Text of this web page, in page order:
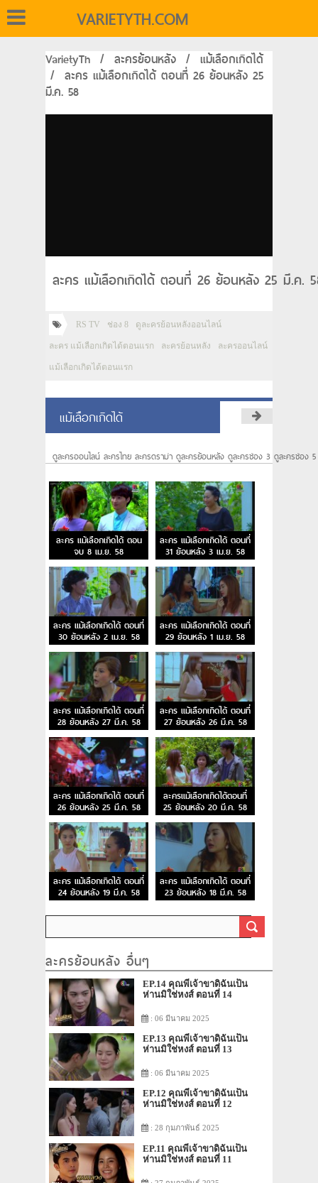
VARIETYTH.COM
VarietyTh / ละครย้อนหลัง / แม้เลือกเกิดได้
/ ละคร แม้เลือกเกิดได้ ตอนที่ 26 ย้อนหลัง 25
มี.ค. 58
ละคร แม้เลือกเกิดได้ ตอนที่ 26 ย้อนหลัง 25 มี.ค.
RS TV ช่อง 8 ดูละครย้อนหลังออนไลน์
ละคร แม้เลือกเกิดได้ตอนแรก ละครย้อนหลัง ละครออนไลน์
แม้เลือกเกิดได้ตอนแรก
แม้เลือกเกิดได้
ดูละครออนไลน์ ละครไทย ละครดราม่า ดูละครย้อนหลัง ดูละครช่อง 3 ดูละครช่อง
ละคร แม้เลือกเกิดได้ ตอน
จบ 8 เม.ย. 58
ละคร แม้เลือกเกิดได้ ตอนที่
31 ย้อนหลัง 3 เม.ย. 58
ละคร แม้เลือกเกิดได้ ตอนที่
30 ย้อนหลัง 2 เม.ย. 58
ละคร แม้เลือกเกิดได้ ตอนที่
29 ย้อนหลัง 1 เม.ย. 58
ละคร แม้เลือกเกิดได้ ตอนที่
28 ย้อนหลัง 27 มี.ค. 58
ละคร แม้เลือกเกิดได้ ตอนที่
27 ย้อนหลัง 26 มี.ค. 58
ละคร แม้เลือกเกิดได้ ตอนที่
26 ย้อนหลัง 25 มี.ค. 58
ละครแม้เลือกเกิดได้ตอนที่
25 ย้อนหลัง 20 มี.ค. 58
ละคร แม้เลือกเกิดได้ ตอนที่
24 ย้อนหลัง 19 มี.ค. 58
ละคร แม้เลือกเกิดได้ ตอนที่
23 ย้อนหลัง 18 มี.ค. 58
ละครย้อนหลัง อื่นๆ
EP.14 คุณพี่เจ้าขาดิฉันเป็น
ห่านมิใช่หงส์ ตอนที่ 14
: 06 มีนาคม 2025
EP.13 คุณพี่เจ้าขาดิฉันเป็น
ห่านมิใช่หงส์ ตอนที่ 13
: 06 มีนาคม 2025
EP.12 คุณพี่เจ้าขาดิฉันเป็น
ห่านมิใช่หงส์ ตอนที่ 12
: 28 กุมภาพันธ์ 2025
EP.11 คุณพี่เจ้าขาดิฉันเป็น
ห่านมิใช่หงส์ ตอนที่ 11